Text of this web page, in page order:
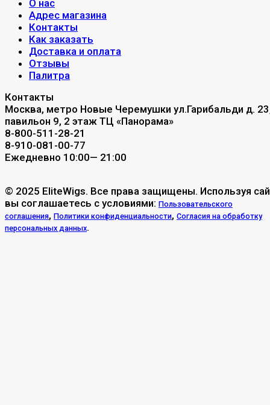
О нас
Адрес магазина
Контакты
Как заказать
Доставка и оплата
Отзывы
Палитра
Контакты
Москва, метро Новые Черемушки ул.Гарибальди д.
павильон 9, 2 этаж ТЦ «Панорама»
8-800-511-28-21
8-910-081-00-77
Ежедневно 10:00— 21:00
© 2025 EliteWigs. Все права защищены. Используя
вы соглашаетесь с условиями: Пользовательского
соглашения, Политики конфиденциальности, Согласия на обработку
персональных данных.